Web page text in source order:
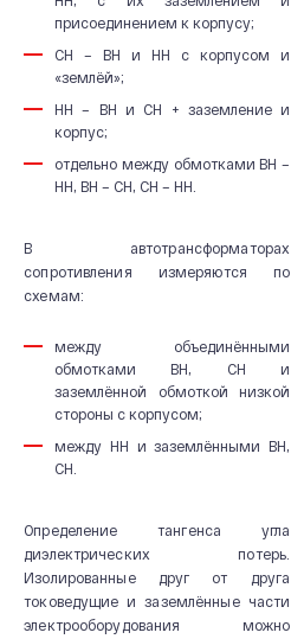
присоединением к корпусу;
СН – ВН и НН с корпусом и
«землёй»;
НН – ВН и СН + заземление и
корпус;
отдельно между обмотками ВН –
НН, ВН – СН, СН – НН.
В автотрансформаторах
сопротивления измеряются по
схемам:
между объединёнными
обмотками ВН, СН и
заземлённой обмоткой низкой
стороны с корпусом;
между НН и заземлёнными ВН,
СН.
Определение тангенса угла
диэлектрических потерь.
Изолированные друг от друга
токоведущие и заземлённые части
электрооборудования можно